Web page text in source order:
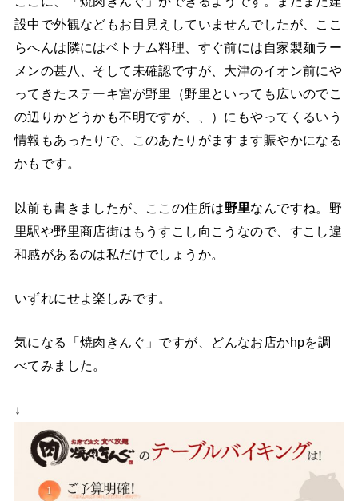
設中で外観などもお目見えしていませんでしたが、ここ
らへんは隣にはベトナム料理、すぐ前には自家製麺ラー
メンの甚八、そして未確認ですが、大津のイオン前にや
ってきたステーキ宮が野里（野里といっても広いのでこ
の辺りかどうかも不明ですが、、）にもやってくるいう
情報もあったりで、このあたりがますます賑やかになる
かもです。
以前も書きましたが、ここの住所は野里なんですね。野
里駅や野里商店街はもうすこし向こうなので、すこし違
和感があるのは私だけでしょうか。
いずれにせよ楽しみです。
気になる「 焼肉きんぐ 」ですが、どんなお店かhpを調
べてみました。
↓